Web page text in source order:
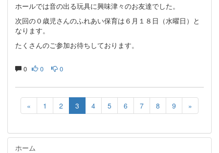
ホールでは音の出る玩具に興味津々のお友達でした。
次回の０歳児さんのふれあい保育は６月１８日（水曜日）と
なります。
たくさんのご参加お待ちしております。
0 0 0
« 1 2 3 4 5 6 7 8 9 »
ホーム